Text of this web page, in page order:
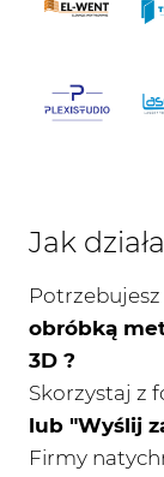
Jak działa
Potrzebujesz
obróbką
3D ?
Skorzystaj z
lub "Wyślij
Firmy